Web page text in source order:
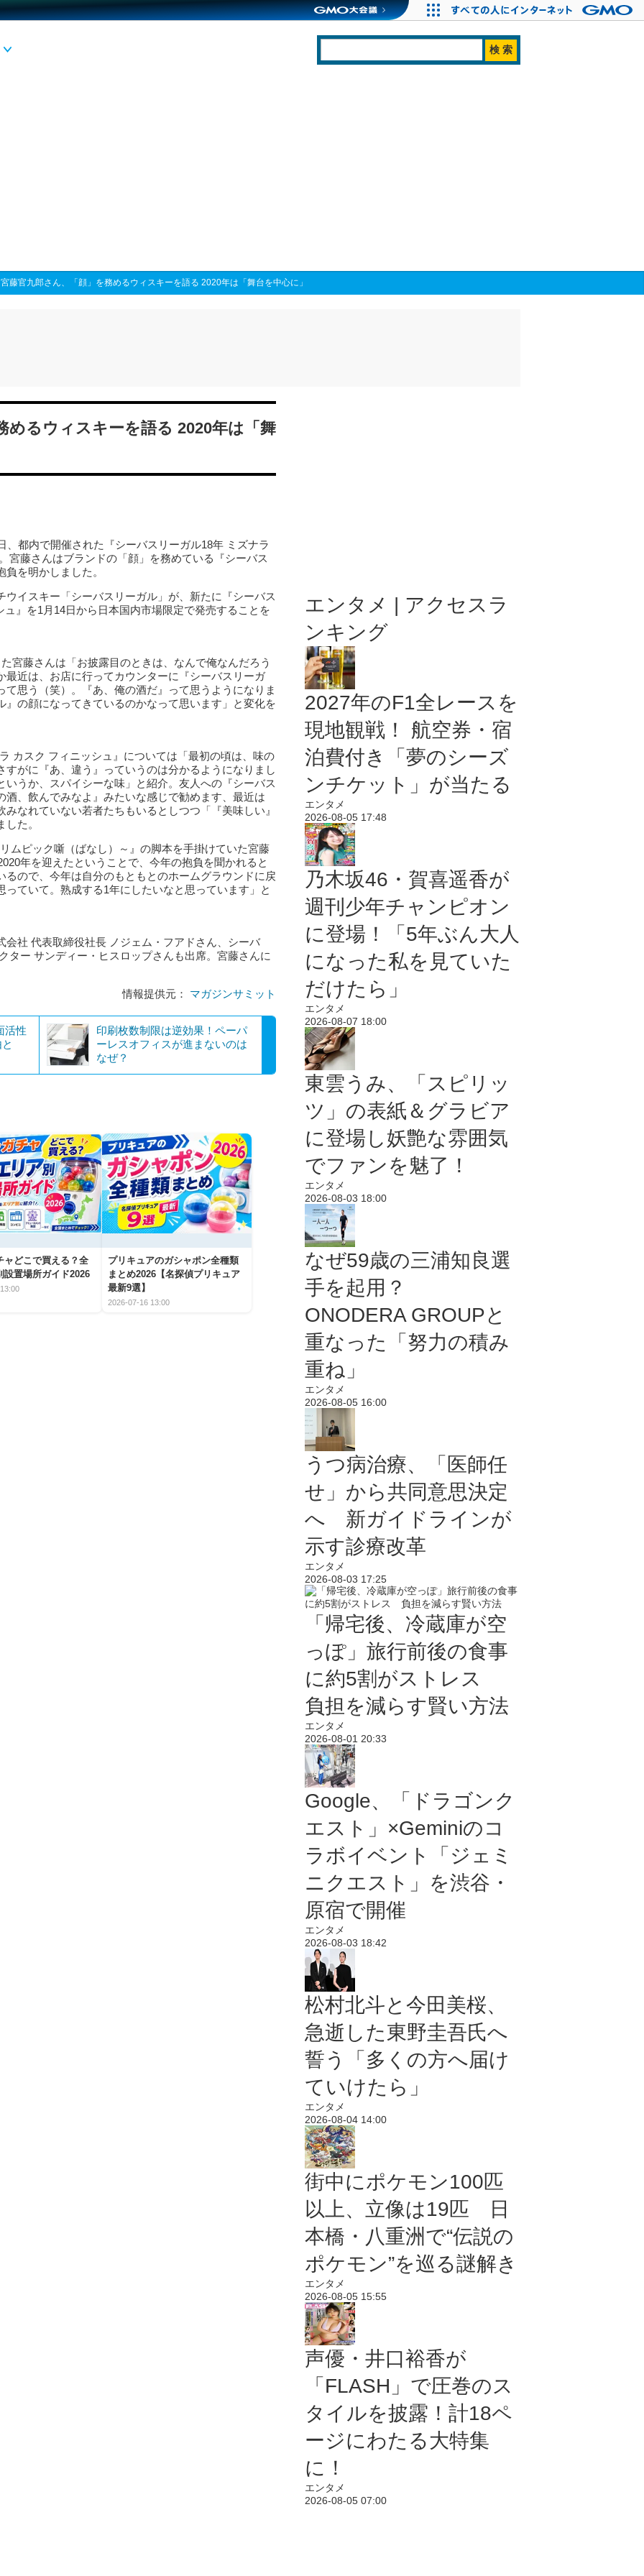
宮藤官九郎さん、「顔」を務めるウィスキーを語る 2020年は「舞台を中心に」
めるウィスキーを語る 2020年は「舞
、都内で開催された『シーバスリーガル18年 ミズナラ
宮藤さんはブランドの「顔」を務めている『シーバス
を明かしました。
イスキー「シーバスリーガル」が、新たに『シーバス
』を1月14日から日本国内市場限定で発売することを
宮藤さんは「お披露目のときは、なんで俺なんだろう
最近は、お店に行ってカウンターに『シーバスリーガ
思う（笑）。『あ、俺の酒だ』って思うようになりま
』の顔になってきているのかなって思います」と変化を
カスク フィニッシュ』については「最初の頃は、味の
がに『あ、違う』っていうのは分かるようになりまし
うか、スパイシーな味」と紹介。友人への『シーバス
酒、飲んでみなよ』みたいな感じで勧めます、最近は
なれていない若者たちもいるとしつつ「『美味しい』
た。
ムピック噺（ばなし）～』の脚本を手掛けていた宮藤
年を迎えたということで、今年の抱負を聞かれると
るので、今年は自分のもともとのホームグラウンドに戻
ていて。熟成する1年にしたいなと思っています」と
社 代表取締役社長 ノジェム・フアドさん、シーバ
ター サンディー・ヒスロップさんも出席。宮藤さんに
情報提供元： マガジンサミット
活性
印刷枚数制限は逆効果！ペーパ
ーレスオフィスが進まないのは
なぜ？
ャどこで買える？全
設置場所ガイド2026
プリキュアのガシャポン全種類
まとめ2026【名探偵プリキュア
最新9選】
2026-07-16 13:00
エンタメ | アクセスラ
ンキング
2027年のF1全レースを
現地観戦！ 航空券・宿
泊費付き「夢のシーズ
ンチケット」が当たる
エンタメ
2026-08-05 17:48
乃木坂46・賀喜遥香が
週刊少年チャンピオン
に登場！「5年ぶん大人
になった私を見ていた
だけたら」
エンタメ
2026-08-07 18:00
東雲うみ、「スピリッ
ツ」の表紙＆グラビア
に登場し妖艶な雰囲気
でファンを魅了！
エンタメ
2026-08-03 18:00
なぜ59歳の三浦知良選
手を起用？
ONODERA GROUPと
重なった「努力の積み
重ね」
エンタメ
2026-08-05 16:00
うつ病治療、「医師任
せ」から共同意思決定
へ 新ガイドラインが
示す診療改革
エンタメ
2026-08-03 17:25
「帰宅後、冷蔵庫が空
っぽ」旅行前後の食事
に約5割がストレス
負担を減らす賢い方法
エンタメ
2026-08-01 20:33
Google、「ドラゴンク
エスト」×Geminiのコ
ラボイベント「ジェミ
ニクエスト」を渋谷・
原宿で開催
エンタメ
2026-08-03 18:42
松村北斗と今田美桜、
急逝した東野圭吾氏へ
誓う「多くの方へ届け
ていけたら」
エンタメ
2026-08-04 14:00
街中にポケモン100匹
以上、立像は19匹 日
本橋・八重洲で“伝説の
ポケモン”を巡る謎解き
エンタメ
2026-08-05 15:55
声優・井口裕香が
「FLASH」で圧巻のス
タイルを披露！計18ペ
ージにわたる大特集
に！
エンタメ
2026-08-05 07:00